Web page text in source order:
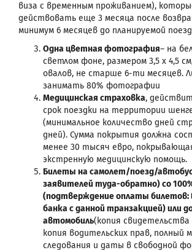
виза с временным проживанием),
действовать еще 3 месяца после
минимум 6 месяцев до планируемой
Одна цветная фотография– на
светлом фоне, размером 3,5 х 4,5
овалов, не старше 6-ти месяцев.
занимать 80% фотографии
Медицинская страховка,
срок поездки на территории
(минимальное количество дней
дней). Сумма покрытия должна
менее 30 тысяч евро,
экстренную медицинскую помощь.
Билеты на самолет/поезд/автобус
заявителей туда-обратно) со
(подтверждение оплаты билетов:
банка с данной транзакцией) или
автомобиль(копия свидетельства
копия водительских прав, полный
следования и даты в свободной